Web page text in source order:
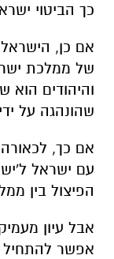
כך הביטוי
אם כן,
של ממלכת
והיהודים הוא
שהונהגה על
אם כך, לכאורה
עם ישראל ל'
הפיצול בין
אבל עיון
אפשר להתחיל